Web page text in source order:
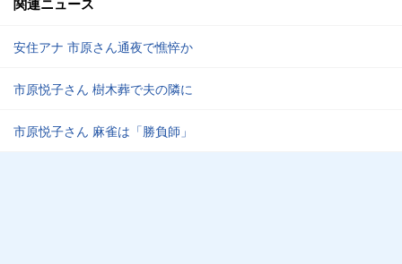
安住アナ 市原さん通夜で憔悴か
市原悦子さん 樹木葬で夫の隣に
市原悦子さん 麻雀は「勝負師」